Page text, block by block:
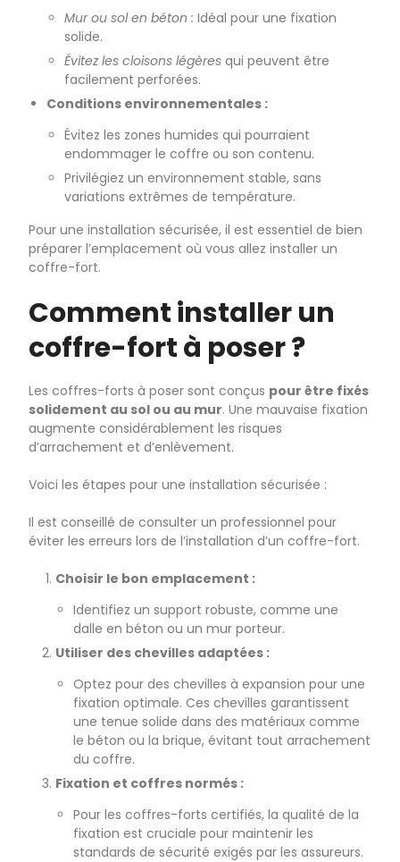
Mur ou sol en béton : Idéal pour une fixation
solide.
Évitez les cloisons légères qui peuvent être
facilement perforées.
Conditions environnementales :
Évitez les zones humides qui pourraient
endommager le coffre ou son contenu.
Privilégiez un environnement stable, sans
variations extrêmes de température.
Pour une installation sécurisée, il est essentiel de bien
préparer l’emplacement où vous allez installer un
coffre-fort.
Comment installer un
coffre-fort à poser ?
Les coffres-forts à poser sont conçus pour être fixés
solidement au sol ou au mur. Une mauvaise fixation
augmente considérablement les risques
d’arrachement et d’enlèvement.
Voici les étapes pour une installation sécurisée :
Il est conseillé de consulter un professionnel pour
éviter les erreurs lors de l’installation d’un coffre-fort.
Choisir le bon emplacement :
Identifiez un support robuste, comme une
dalle en béton ou un mur porteur.
Utiliser des chevilles adaptées :
Optez pour des chevilles à expansion pour une
fixation optimale. Ces chevilles garantissent
une tenue solide dans des matériaux comme
le béton ou la brique, évitant tout arrachement
du coffre.
Fixation et coffres normés :
Pour les coffres-forts certifiés, la qualité de la
fixation est cruciale pour maintenir les
standards de sécurité exigés par les assureurs.